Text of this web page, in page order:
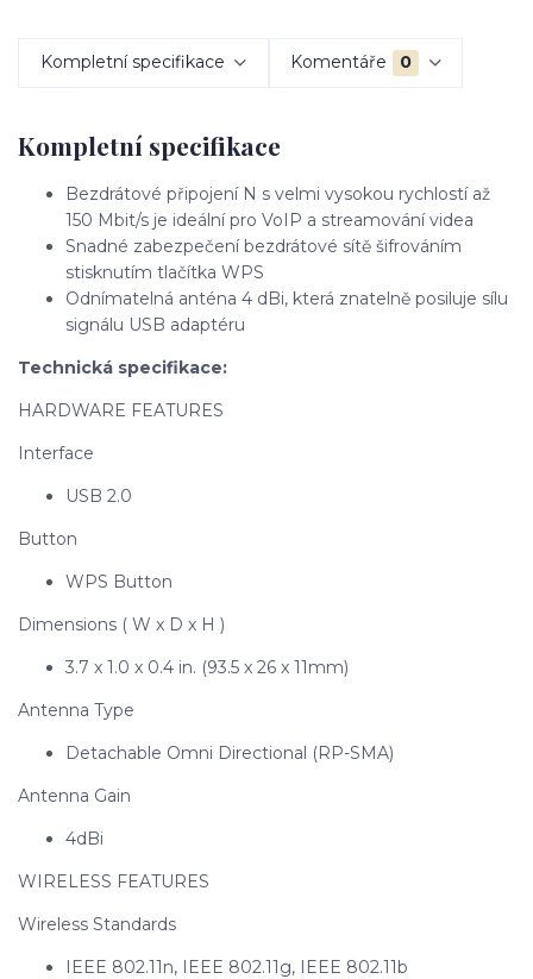
Kompletní specifikace Komentáře 0
Kompletní specifikace
Bezdrátové připojení N s velmi vysokou rychlostí až
150 Mbit/s je ideální pro VoIP a streamování videa
Snadné zabezpečení bezdrátové sítě šifrováním
stisknutím tlačítka WPS
Odnímatelná anténa 4 dBi, která znatelně posiluje sílu
signálu USB adaptéru
Technická specifikace:
HARDWARE FEATURES
Interface
USB 2.0
Button
WPS Button
Dimensions ( W x D x H )
3.7 x 1.0 x 0.4 in. (93.5 x 26 x 11mm)
Antenna Type
Detachable Omni Directional (RP-SMA)
Antenna Gain
4dBi
WIRELESS FEATURES
Wireless Standards
IEEE 802.11n, IEEE 802.11g, IEEE 802.11b